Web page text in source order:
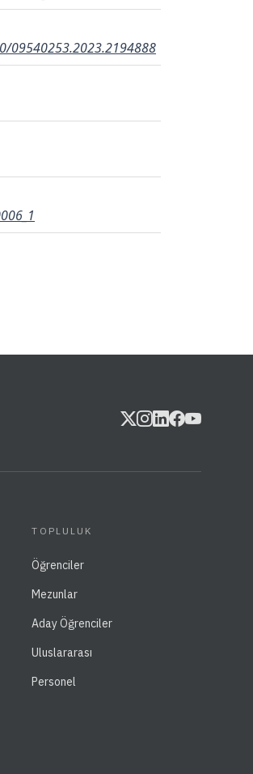
09540253.2023.2194888
TOPLULUK
Öğrenciler
Mezunlar
Aday Öğrenciler
Uluslararası
Personel